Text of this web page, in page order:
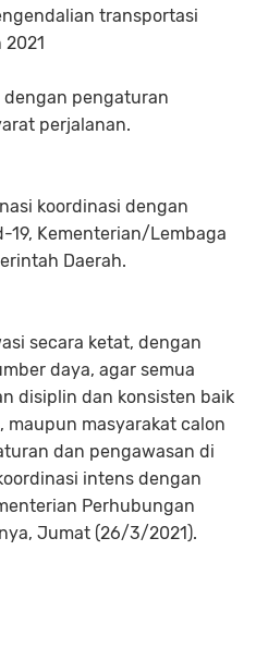
transportasi
2021
pengaturan
perjalanan.
koordinasi dengan
19, Kementerian/Lembaga
Daerah.
secara ketat, dengan
daya, agar semua
disiplin dan konsisten baik
masyarakat calon
dan pengawasan di
intens dengan
Perhubungan
Jumat (26/3/2021).